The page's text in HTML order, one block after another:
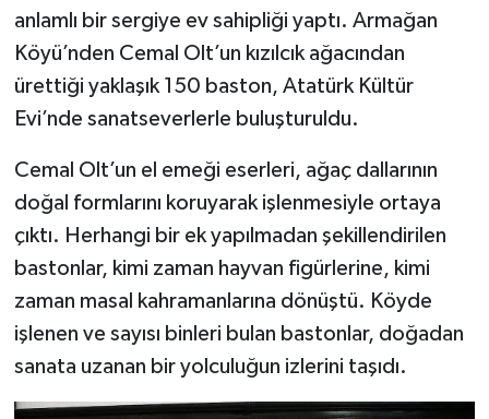
anlamlı bir sergiye ev sahipliği yaptı. Armağan
Köyü’nden Cemal Olt’un kızılcık ağacından
ürettiği yaklaşık 150 baston, Atatürk Kültür
Evi’nde sanatseverlerle buluşturuldu.
Cemal Olt’un el emeği eserleri, ağaç dallarının
doğal formlarını koruyarak işlenmesiyle ortaya
çıktı. Herhangi bir ek yapılmadan şekillendirilen
bastonlar, kimi zaman hayvan figürlerine, kimi
zaman masal kahramanlarına dönüştü. Köyde
işlenen ve sayısı binleri bulan bastonlar, doğadan
sanata uzanan bir yolculuğun izlerini taşıdı.